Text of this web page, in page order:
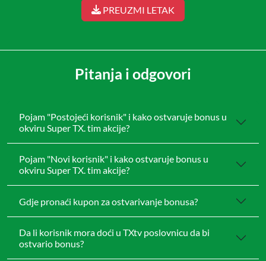
PREUZMI LETAK
Pitanja i odgovori
Pojam "Postojeći korisnik" i kako ostvaruje bonus u
okviru Super TX. tim akcije?
Pojam "Novi korisnik" i kako ostvaruje bonus u
okviru Super TX. tim akcije?
Gdje pronaći kupon za ostvarivanje bonusa?
Da li korisnik mora doći u TXtv poslovnicu da bi
ostvario bonus?